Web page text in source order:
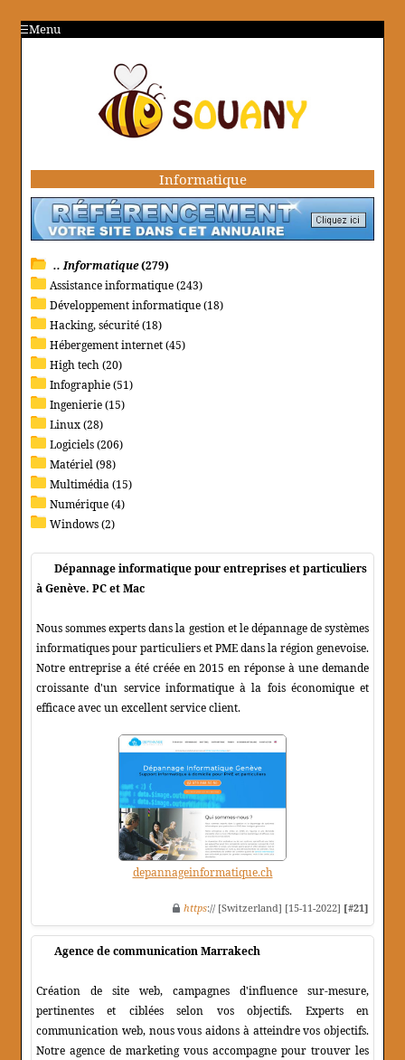
Menu
Informatique
.. Informatique(279)
Assistance informatique (243)
Développement informatique (18)
Hacking, sécurité (18)
Hébergement internet (45)
High tech (20)
Infographie (51)
Ingenierie (15)
Linux (28)
Logiciels (206)
Matériel (98)
Multimédia (15)
Numérique (4)
Windows (2)
Dépannage informatique pour entreprises et particuliers
à Genève. PC et Mac
Nous sommes experts dans la gestion et le dépannage de systèmes
informatiques pour particuliers et PME dans la région genevoise.
Notre entreprise a été créée en 2015 en réponse à une demande
croissante d'un service informatique à la fois économique et
efficace avec un excellent service client.
depannageinformatique.ch
https:// [Switzerland] [15-11-2022] [#21]
Agence de communication Marrakech
Création de site web, campagnes d'influence sur-mesure,
pertinentes et ciblées selon vos objectifs. Experts en
communication web, nous vous aidons à atteindre vos objectifs.
Notre agence de marketing vous accompagne pour trouver les